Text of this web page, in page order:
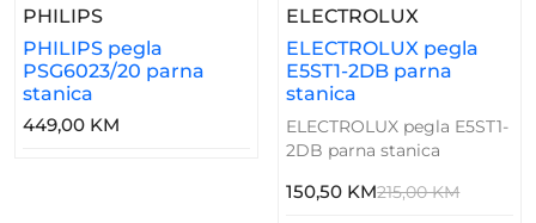
PHILIPS– PHILIPS Pegla PSG6023/20 Parna Stanica
PHILIPS pegla
PSG6023/20 parna
stanica
449,00 KM
ELECTROLUX
ELECTROLUX pegla
E5ST1-2DB parna
stanica
ELECTROLUX pegla E5ST1-
2DB parna stanica
150,50 KM215,00 KM